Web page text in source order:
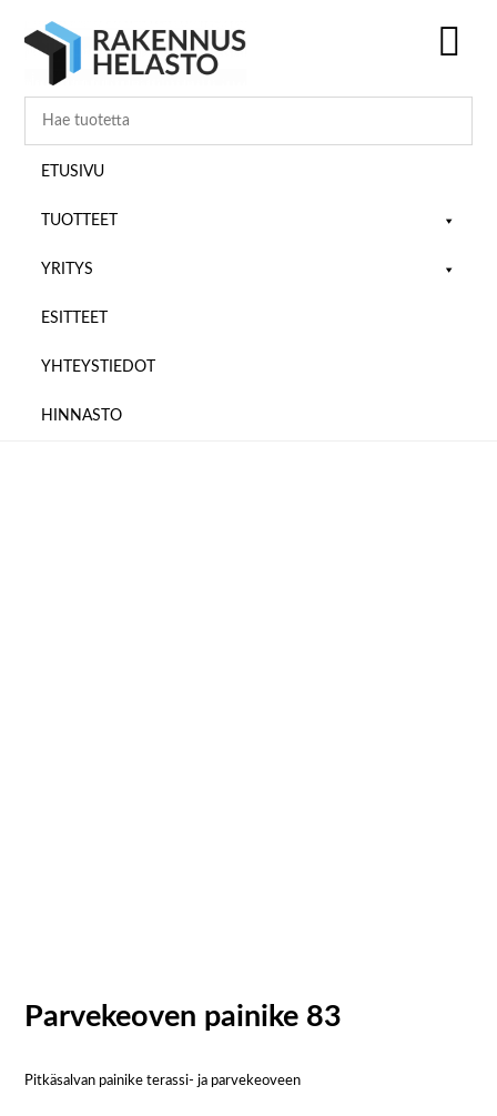
pääsisältöön
ensisijaiseen
alatunnisteeseen
ETUSIVU
TUOTTEET
YRITYS
ESITTEET
YHTEYSTIEDOT
HINNASTO
Parvekeoven painike 83
Pitkäsalvan painike terassi- ja parvekeoveen